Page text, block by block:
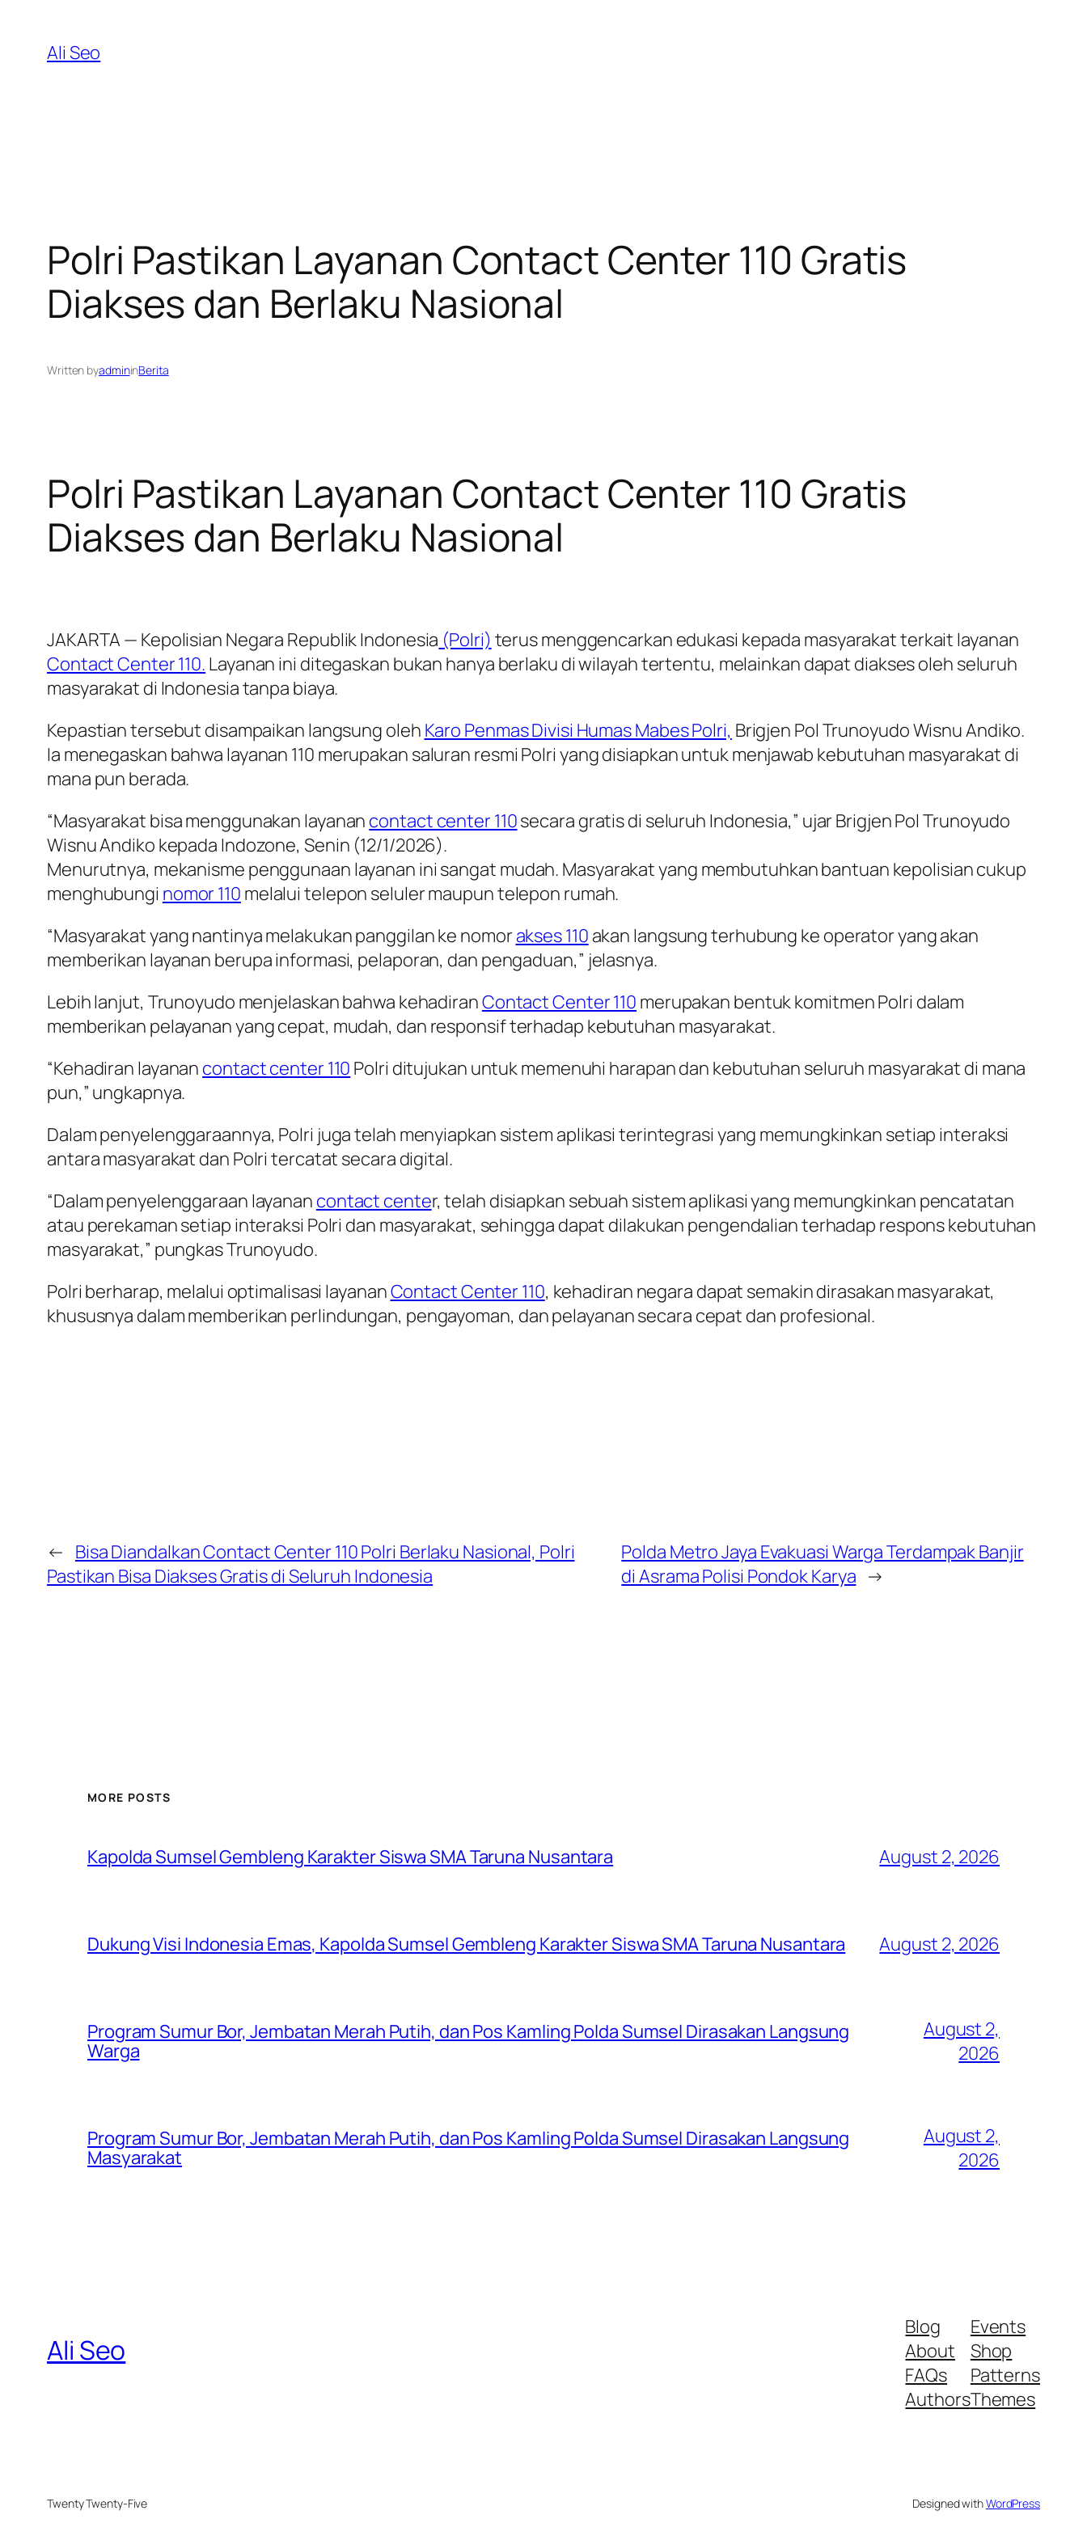
content
Ali Seo
Polri Pastikan Layanan Contact Center 110 Gratis
Diakses dan Berlaku Nasional
Written byadmininBerita
Polri Pastikan Layanan Contact Center 110 Gratis
Diakses dan Berlaku Nasional
JAKARTA — Kepolisian Negara Republik Indonesia (Polri) terus menggencarkan edukasi kepada masyarakat terkait layanan
Contact Center 110. Layanan ini ditegaskan bukan hanya berlaku di wilayah tertentu, melainkan dapat diakses oleh seluruh
masyarakat di Indonesia tanpa biaya.
Kepastian tersebut disampaikan langsung oleh Karo Penmas Divisi Humas Mabes Polri, Brigjen Pol Trunoyudo Wisnu Andiko.
Ia menegaskan bahwa layanan 110 merupakan saluran resmi Polri yang disiapkan untuk menjawab kebutuhan masyarakat di
mana pun berada.
“Masyarakat bisa menggunakan layanan contact center 110secara gratis di seluruh Indonesia,” ujar Brigjen Pol Trunoyudo
Wisnu Andiko kepada Indozone, Senin (12/1/2026).
Menurutnya, mekanisme penggunaan layanan ini sangat mudah. Masyarakat yang membutuhkan bantuan kepolisian cukup
menghubungi nomor 110 melalui telepon seluler maupun telepon rumah.
“Masyarakat yang nantinya melakukan panggilan ke nomor akses 110 akan langsung terhubung ke operator yang akan
memberikan layanan berupa informasi, pelaporan, dan pengaduan,” jelasnya.
Lebih lanjut, Trunoyudo menjelaskan bahwa kehadiranContact Center 110 merupakan bentuk komitmen Polri dalam
memberikan pelayanan yang cepat, mudah, dan responsif terhadap kebutuhan masyarakat.
“Kehadiran layanan contact center 110 Polri ditujukan untuk memenuhi harapan dan kebutuhan seluruh masyarakat di mana
pun,” ungkapnya.
Dalam penyelenggaraannya, Polri juga telah menyiapkan sistem aplikasi terintegrasi yang memungkinkan setiap interaksi
antara masyarakat dan Polri tercatat secara digital.
“Dalam penyelenggaraan layanan contact center, telah disiapkan sebuah sistem aplikasi yang memungkinkan pencatatan
atau perekaman setiap interaksi Polri dan masyarakat, sehingga dapat dilakukan pengendalian terhadap respons kebutuhan
masyarakat,” pungkas Trunoyudo.
Polri berharap, melalui optimalisasi layananContact Center 110, kehadiran negara dapat semakin dirasakan masyarakat,
khususnya dalam memberikan perlindungan, pengayoman, dan pelayanan secara cepat dan profesional.
← Bisa Diandalkan Contact Center 110 Polri Berlaku Nasional, Polri
Pastikan Bisa Diakses Gratis di Seluruh Indonesia
Polda Metro Jaya Evakuasi Warga Terdampak Banjir
di Asrama Polisi Pondok Karya →
MORE POSTS
Kapolda Sumsel Gembleng Karakter Siswa SMA Taruna Nusantara August 2, 2026
Dukung Visi Indonesia Emas, Kapolda Sumsel Gembleng Karakter Siswa SMA Taruna Nusantara August 2, 2026
Program Sumur Bor, Jembatan Merah Putih, dan Pos Kamling Polda Sumsel Dirasakan Langsung
Warga
August 2,
2026
Program Sumur Bor, Jembatan Merah Putih, dan Pos Kamling Polda Sumsel Dirasakan Langsung
Masyarakat
August 2,
2026
Ali Seo
Blog
About
FAQs
Authors
Events
Shop
Patterns
Themes
Twenty Twenty-Five Designed withWordPress